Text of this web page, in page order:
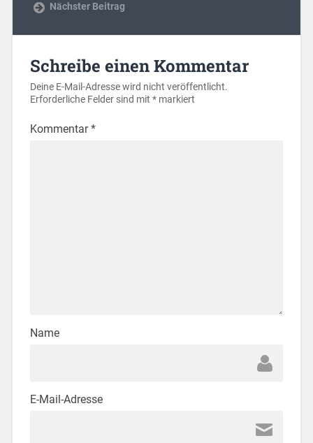
Nächster Beitrag
Schreibe einen Kommentar
Deine E-Mail-Adresse wird nicht veröffentlicht.
Erforderliche Felder sind mit *markiert
Kommentar*
Name
E-Mail-Adresse